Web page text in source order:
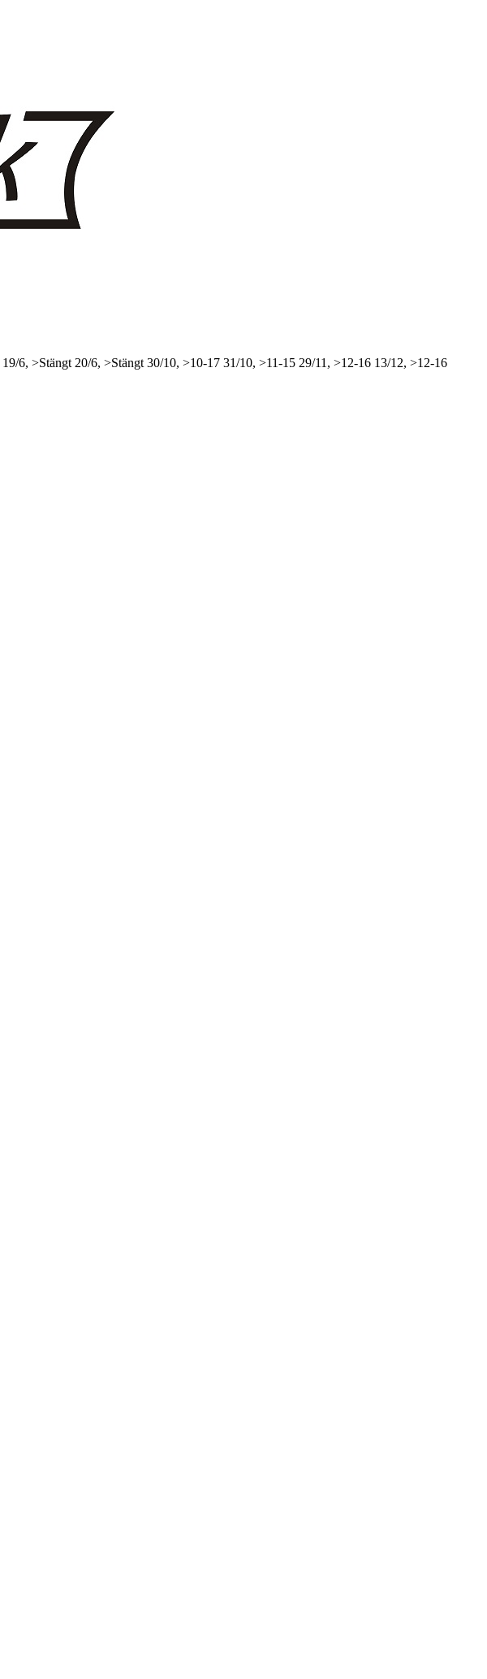
19/6, >Stängt 20/6, >Stängt 30/10, >10-17 31/10, >11-15 29/11, >12-16 13/12, >12-16